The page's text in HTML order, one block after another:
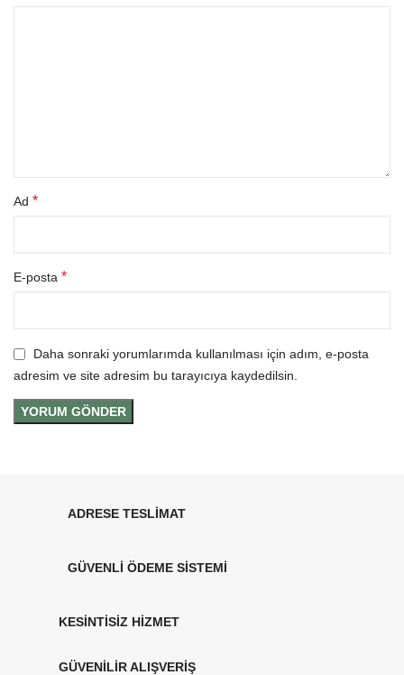
Ad *
E-posta *
Daha sonraki yorumlarımda kullanılması için adım, e-posta
adresim ve site adresim bu tarayıcıya kaydedilsin.
ADRESE TESLİMAT
GÜVENLİ ÖDEME SİSTEMİ
KESİNTİSİZ HİZMET
GÜVENİLİR ALIŞVERİŞ